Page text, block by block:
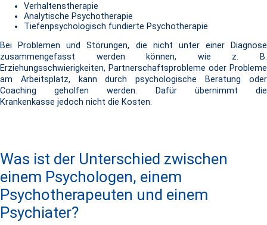
Verhaltenstherapie
Analytische Psychotherapie
Tiefenpsychologisch fundierte Psychotherapie
Bei Problemen und Störungen, die nicht unter einer Diagnose
zusammengefasst werden können, wie z. B.
Erziehungsschwierigkeiten, Partnerschaftsprobleme oder Probleme
am Arbeitsplatz, kann durch psychologische Beratung oder
Coaching geholfen werden. Dafür übernimmt die
Krankenkasse jedoch nicht die Kosten.
Was ist der Unterschied zwischen
einem Psychologen, einem
Psychotherapeuten und einem
Psychiater?